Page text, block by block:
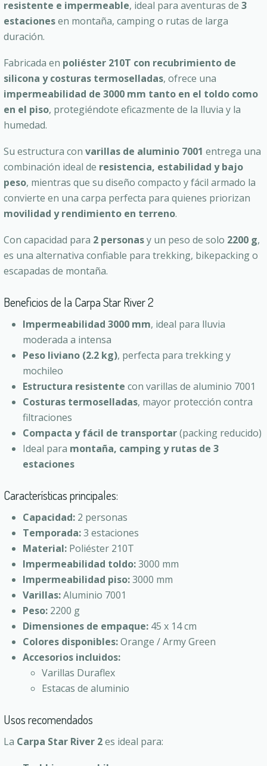
resistente e impermeable, ideal para aventuras de 3
estacionesen montaña, camping o rutas de larga
duración.
Fabricada en poliéster 210T con recubrimiento de
silicona y costuras termoselladas, ofrece una
impermeabilidad de 3000 mm tanto en el toldo como
en el piso, protegiéndote eficazmente de la lluvia y la
humedad.
Su estructura con varillas de aluminio 7001 entrega una
combinación ideal de resistencia, estabilidad y bajo
peso, mientras que su diseño compacto y fácil armado la
convierte en una carpa perfecta para quienes priorizan
movilidad y rendimiento en terreno.
Con capacidad para 2 personasy un peso de solo 2200 g,
es una alternativa confiable para trekking, bikepacking o
escapadas de montaña.
Beneficios de la Carpa Star River 2
Impermeabilidad 3000 mm, ideal para lluvia
moderada a intensa
Peso liviano (2.2 kg), perfecta para trekking y
mochileo
Estructura resistente con varillas de aluminio 7001
Costuras termoselladas, mayor protección contra
filtraciones
Compacta y fácil de transportar(packing reducido)
Ideal para montaña, camping y rutas de 3
estaciones
Características principales:
Capacidad: 2 personas
Temporada:3 estaciones
Material: Poliéster 210T
Impermeabilidad toldo:3000 mm
Impermeabilidad piso:3000 mm
Varillas:Aluminio 7001
Peso: 2200 g
Dimensiones de empaque: 45 x 14 cm
Colores disponibles:Orange / Army Green
Accesorios incluidos:
Varillas Duraflex
Estacas de aluminio
Usos recomendados
La Carpa Star River 2es ideal para: